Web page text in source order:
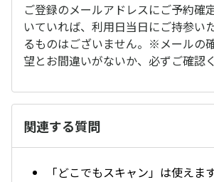
ご登録のメールアドレスにご予約確
いていれば、利用日当日にご持参い
るものはございません。※メールの
望とお間違いがないか、必ずご確認
関連する質問
「どこでもスキャン」は使えま